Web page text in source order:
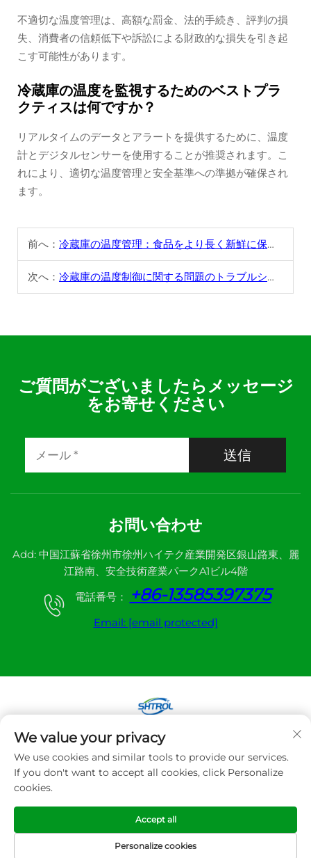
不適切な温度管理は、高額な罰金、法的手続き、評判の損
失、消費者の信頼低下や訴訟による財政的な損失を引き起
こす可能性があります。
冷蔵庫の温度を監視するためのベストプラ
クティスは何ですか？
リアルタイムのデータとアラートを提供するために、温度
計とデジタルセンサーを使用することが推奨されます。こ
れにより、適切な温度管理と安全基準への準拠が確保され
ます。
前へ： 冷蔵庫の温度管理：食品をより長く新鮮に保つ方法
次へ： 冷蔵庫の温度制御に関する問題のトラブルシューティング方法
ご質問がございましたらメッセージ
をお寄せください
送信
お問い合わせ
Add: 中国江蘇省徐州市徐州ハイテク産業開発区銀山路東、麗
江路南、安全技術産業パークA1ビル4階
電話番号：
+86-13585397375
Email: [email protected]
Copyright © 2025 徐州三和自動制御機器株式会社。
無断転載禁止
We value your privacy
We use cookies and similar tools to provide our services.
If you don't want to accept all cookies, click Personalize
cookies.
Personalize cookies
Accept all